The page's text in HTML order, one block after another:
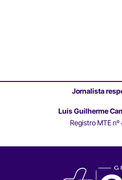
Jornalista
Luís Guilherme
Registro MTE